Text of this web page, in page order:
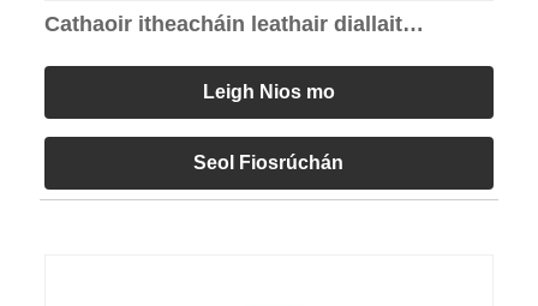
Cathaoir itheacháin leathair diallait
Leigh Nios mo
Seol Fiosrúchán